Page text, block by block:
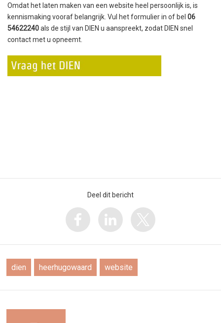
Omdat het laten maken van een website heel persoonlijk is, is
kennismaking vooraf belangrijk. Vul het formulier in of bel 06
54622240als de stijl van DIEN u aanspreekt, zodat DIEN snel
contact met u opneemt.
Deel dit bericht
dien heerhugowaard website